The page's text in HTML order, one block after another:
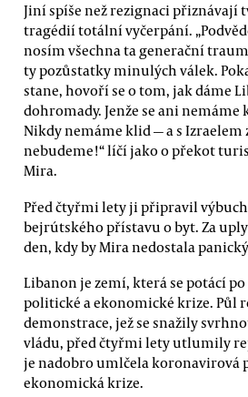
Jiní spíše než rezignaci přiznávají
tragédií totální vyčerpání.
nosím všechna ta generační
ty pozůstatky minulých válek.
stane, hovoří se o tom, jak dáme
dohromady. Jenže se ani
Nikdy nemáme klid — a s Izraelem
nebudeme!“ líčí jako o překot
Mira.
Před čtyřmi lety ji připravil
bejrútského přístavu o byt. Za
den, kdy by Mira nedostala
Libanon je zemí, která se potácí
politické a ekonomické krize. Půl
demonstrace, jež se snažily
vládu, před čtyřmi lety utlumily
je nadobro umlčela koronavirová
ekonomická krize.